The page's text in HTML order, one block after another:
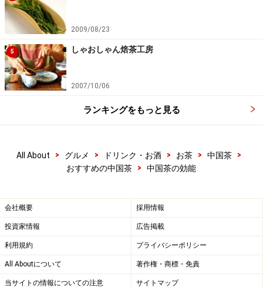
2009/08/23
5 しゃおしゃん焙茶工房
2007/10/06
ランキングをもっと見る
All About > グルメ > ドリンク・お酒 > お茶 > 中国茶
>
おすすめの中国茶
> 中国茶の効能
会社概要 採用情報
投資家情報 広告掲載
利用規約 プライバシーポリシー
All Aboutについて 著作権・商標・免責
当サイトの情報についての注意 サイトマップ